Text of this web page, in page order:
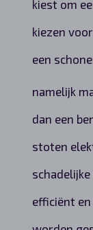
kiest om
kiezen
een
namelijk
dan een
stoten
efficiënt